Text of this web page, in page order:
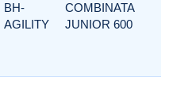
BH-
AGILITY
COMBINATA
JUNIOR 600